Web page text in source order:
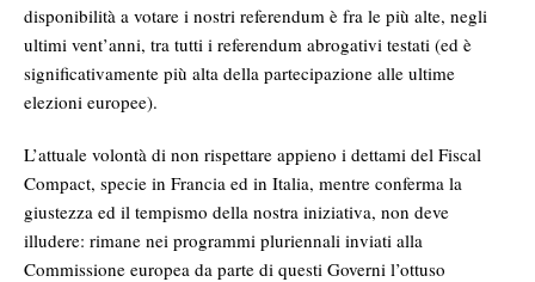
disponibilità a votare i nostri referendum è fra le più alte, negli
ultimi vent’anni, tra tutti i referendum abrogativi testati (ed è
significativamente più alta della partecipazione alle ultime
elezioni europee).
L’attuale volontà di non rispettare appieno i dettami del Fiscal
Compact, specie in Francia ed in Italia, mentre conferma la
giustezza ed il tempismo della nostra iniziativa, non deve
illudere: rimane nei programmi pluriennali inviati alla
Commissione europea da parte di questi Governi l’ottuso